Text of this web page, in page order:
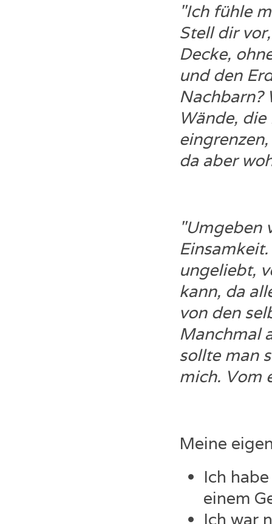
"Ich fühle
Stell dir
Decke,
und den
Nachbarn?
Wände,
da aber
"Umgeben
ungeliebt,
kann, da
von den
Manchmal
sollte man
mich. Vom
Meine
Ich
einem
Ich war